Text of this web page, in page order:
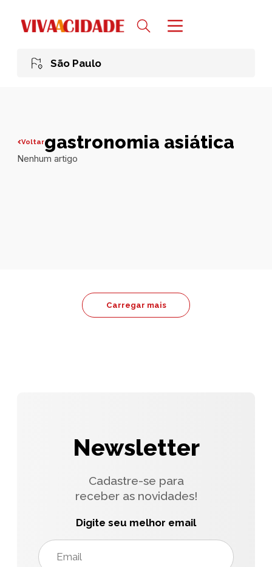
São Paulo
Voltargastronomia asiática
Nenhum artigo
Carregar mais
Newsletter
Cadastre-se para
receber as novidades!
Digite seu melhor email